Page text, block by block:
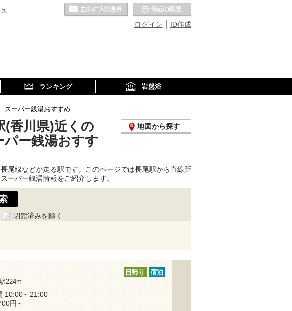
ID作成
ログイン
お気に入りの温泉
ランキング 岩盤浴
スーパー銭湯おすすめ
(香川県)近くの
パー銭湯おすす
地図から探す
尾線などが走る駅です。このページでは長尾駅から直線距
ーパー銭湯情報をご紹介します。
閉館済みを除く
224m
日帰り 宿泊
10:00～21:00
円～